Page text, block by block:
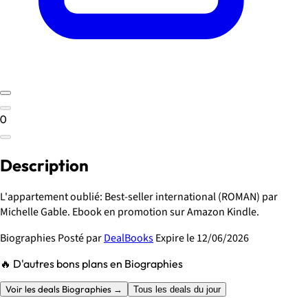
0
Description
L'appartement oublié: Best-seller international (ROMAN) par
Michelle Gable. Ebook en promotion sur Amazon Kindle.
BiographiesPosté parDealBooksExpire le 12/06/2026
🔥 D'autres bons plans en Biographies
Voir les deals Biographies → Tous les deals du jour